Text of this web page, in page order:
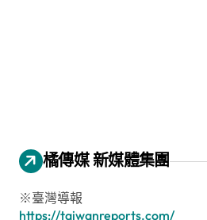
橘傳媒 新媒體集團
※臺灣導報
https://taiwanreports.com/